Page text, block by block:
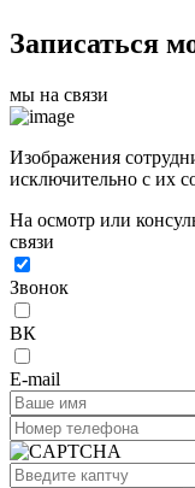
Записаться
мы на связи
Изображения
исключительно с их
На осмотр или
связи
Звонок
ВК
E-mail